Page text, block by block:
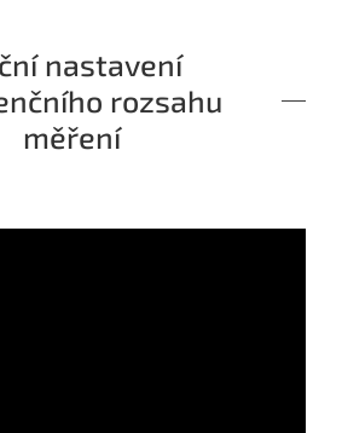
nastavení
rozsahu
měření